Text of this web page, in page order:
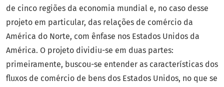
de cinco regiões da economia mundial e, no caso desse
projeto em particular, das relações de comércio da
América do Norte, com ênfase nos Estados Unidos da
América. O projeto dividiu-se em duas partes:
primeiramente, buscou-se entender as características dos
fluxos de comércio de bens dos Estados Unidos, no que se